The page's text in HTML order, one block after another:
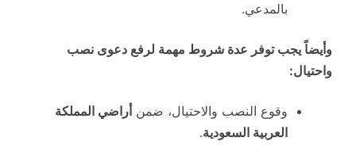
بالمدعي.
وأيضاً يجب توفر عدة شروط مهمة لرفع دعوى نصب
واحتيال:
وقوع النصب والاحتيال، ضمن أراضي المملكة
العربية السعودية.